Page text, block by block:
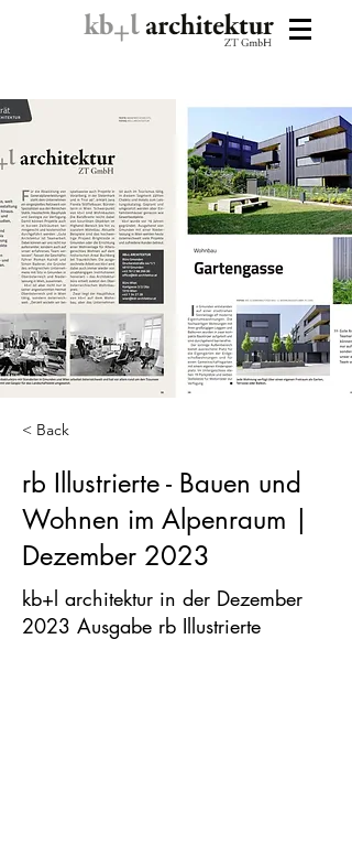
< Back
rb Illustrierte - Bauen und
Wohnen im Alpenraum |
Dezember 2023
kb+l architektur in der Dezember
2023 Ausgabe rb Illustrierte